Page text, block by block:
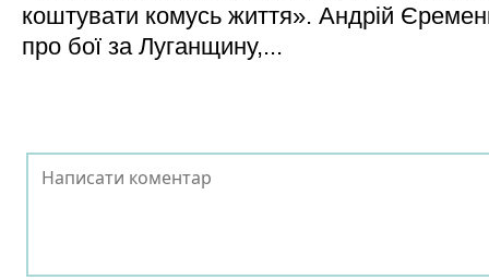
коштувати комусь життя». Андрій
про бої за Луганщину,...